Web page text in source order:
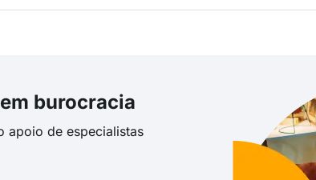
burocracia
apoio de especialistas